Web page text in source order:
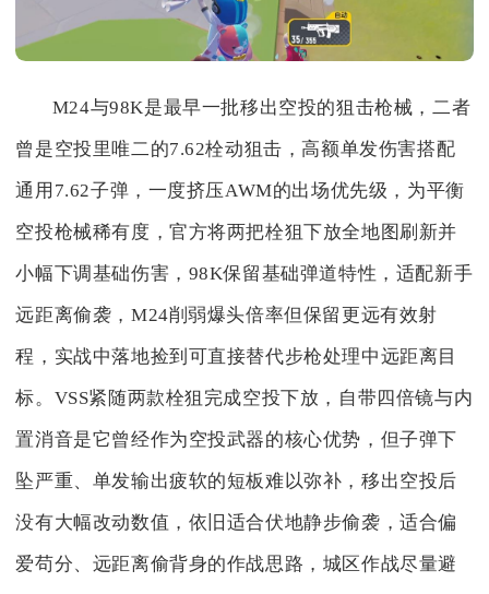
M24与98K是最早一批移出空投的狙击枪械，二者
曾是空投里唯二的7.62栓动狙击，高额单发伤害搭配
通用7.62子弹，一度挤压AWM的出场优先级，为平衡
空投枪械稀有度，官方将两把栓狙下放全地图刷新并
小幅下调基础伤害，98K保留基础弹道特性，适配新手
远距离偷袭，M24削弱爆头倍率但保留更远有效射
程，实战中落地捡到可直接替代步枪处理中远距离目
标。VSS紧随两款栓狙完成空投下放，自带四倍镜与内
置消音是它曾经作为空投武器的核心优势，但子弹下
坠严重、单发输出疲软的短板难以弥补，移出空投后
没有大幅改动数值，依旧适合伏地静步偷袭，适合偏
爱苟分、远距离偷背身的作战思路，城区作战尽量避